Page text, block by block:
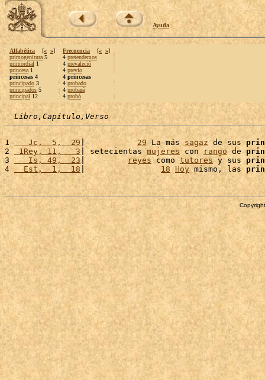
Ayuda
Alfabética [« »]
primogenitura 5
primordial 1
princesa 1
princesas 4
principado 3
principados 5
principal 12
Frecuencia [« »]
4 pretendemos
4 prevaleció
4 previo
4 princesas
4 probado
4 probará
4 probó
Libro,Capítulo,Verso
1
   Jc,  5,  29
| 29 La más sagaz de sus
2 1Rey, 11,   3 | setecientas mujeres con rango de
3
   Is, 49,  23
| reyes como tutores y sus
4
  Est,  1,  18
| 18 Hoy mismo, las